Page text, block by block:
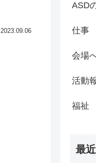
2023.09.06
ASD
仕事
会場
活動
福祉
最